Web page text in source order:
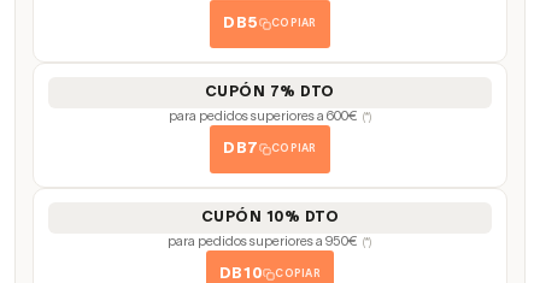
DB5 COPIAR
CUPÓN 7% DTO
para pedidos superiores a 600€ (*)
DB7 COPIAR
CUPÓN 10% DTO
para pedidos superiores a 950€ (*)
DB10 COPIAR